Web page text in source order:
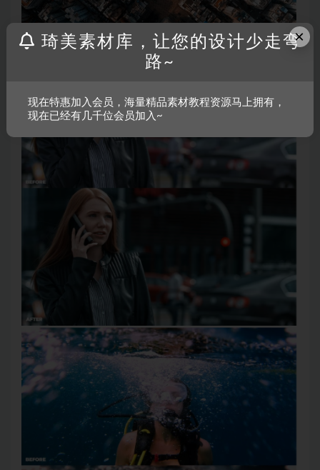
×
琦美素材库，让您的设计少走弯
路~
现在特惠加入会员，海量精品素材教程资源马上拥有，
现在已经有几千位会员加入~